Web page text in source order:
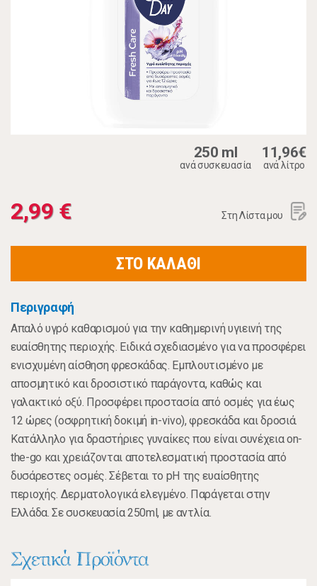
250 ml
ανά συσκευασία
11,96€
ανά λίτρο
2,99 € Στη Λίστα μου
ΣΤΟ ΚΑΛΑΘΙ
Περιγραφή
Απαλό υγρό καθαρισμού για την καθημερινή υγιεινή της
ευαίσθητης περιοχής. Ειδικά σχεδιασμένο για να προσφέρει
ενισχυμένη αίσθηση φρεσκάδας. Εμπλουτισμένο με
αποσμητικό και δροσιστικό παράγοντα, καθώς και
γαλακτικό οξύ. Προσφέρει προστασία από οσμές για έως
12 ώρες (οσφρητική δοκιμή in-vivo), φρεσκάδα και δροσιά.
Κατάλληλο για δραστήριες γυναίκες που είναι συνέχεια on-
the-go και χρειάζονται αποτελεσματική προστασία από
δυσάρεστες οσμές. Σέβεται το pH της ευαίσθητης
περιοχής. Δερματολογικά ελεγμένο. Παράγεται στην
Ελλάδα. Σε συσκευασία 250ml, με αντλία.
Σχετικά Προϊόντα